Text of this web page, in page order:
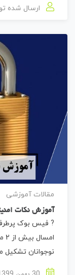
ارسال شده
مقالات آموزشی
آموزش نکات
? فیس بوک
نوجوانان